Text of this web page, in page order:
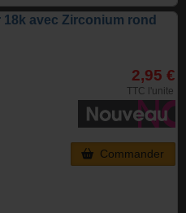
avec Zirconium rond
2,95 €
TTC l'unite
Commander